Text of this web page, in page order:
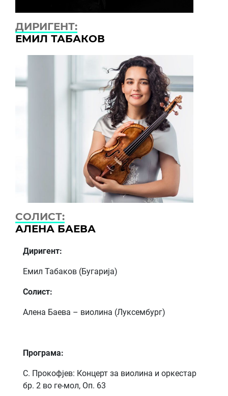
ДИРИГЕНТ:
ЕМИЛ ТАБАКОВ
СОЛИСТ:
АЛЕНА БАЕВА
Диригент:
Емил Табаков (Бугарија)
Солист:
Алена Баева – виолина (Луксембург)
Програма:
С. Прокофјев: Концерт за виолина и оркестар
бр. 2 во ге-мол, Оп. 63